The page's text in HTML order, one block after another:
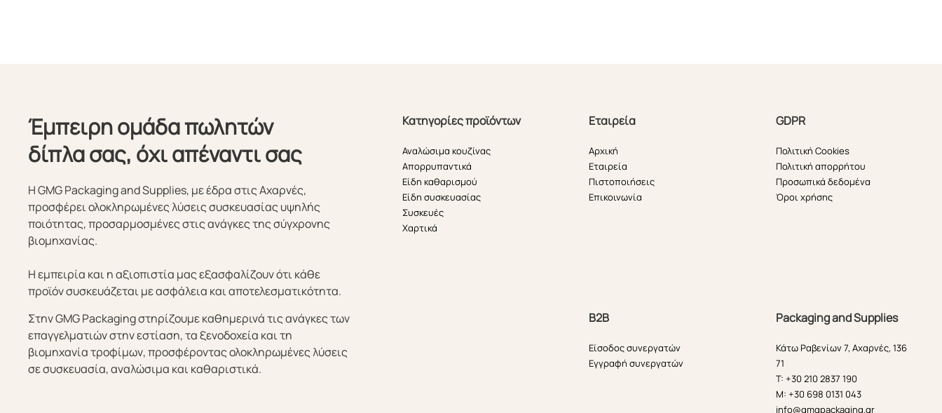
Έμπειρη ομάδα πωλητών
δίπλα σας, όχι απέναντι σας
Η GMG Packaging and Supplies, με έδρα στις Αχαρνές,
προσφέρει ολοκληρωμένες λύσεις συσκευασίας υψηλής
ποιότητας, προσαρμοσμένες στις ανάγκες της σύγχρονης
βιομηχανίας.
Η εμπειρία και η αξιοπιστία μας εξασφαλίζουν ότι κάθε
προϊόν συσκευάζεται με ασφάλεια και αποτελεσματικότητα.
Κατηγορίες προϊόντων
Αναλώσιμα κουζίνας
Απορρυπαντικά
Είδη καθαρισμού
Είδη συσκευασίας
Συσκευές
Χαρτικά
Εταιρεία
Αρχική
Εταιρεία
Πιστοποιήσεις
Επικοινωνία
GDPR
Πολιτική Cookies
Πολιτική απορρήτου
Προσωπικά δεδομένα
Όροι χρήσης
Στην GMG Packaging στηρίζουμε καθημερινά τις ανάγκες των
επαγγελματιών στην εστίαση, τα ξενοδοχεία και τη
βιομηχανία τροφίμων, προσφέροντας ολοκληρωμένες λύσεις
σε συσκευασία, αναλώσιμα και καθαριστικά.
B2B
Είσοδος συνεργατών
Εγγραφή συνεργατών
Packaging and Supplies
Κάτω Ραβενίων 7, Αχαρνές, 136
71
T: +30 210 2837 190
M: +30 698 0131 043
info@gmgpackaging.gr